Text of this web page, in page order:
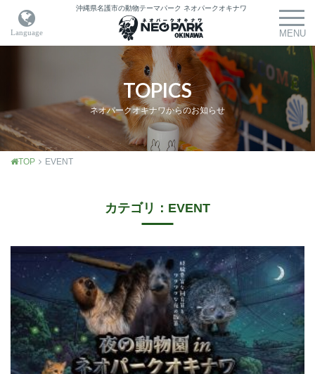
沖縄県名護市の動物テーマパーク ネオパークオキナワ
TOPICS
ネオパークオキナワからのお知らせ
TOP EVENT
カテゴリ：EVENT